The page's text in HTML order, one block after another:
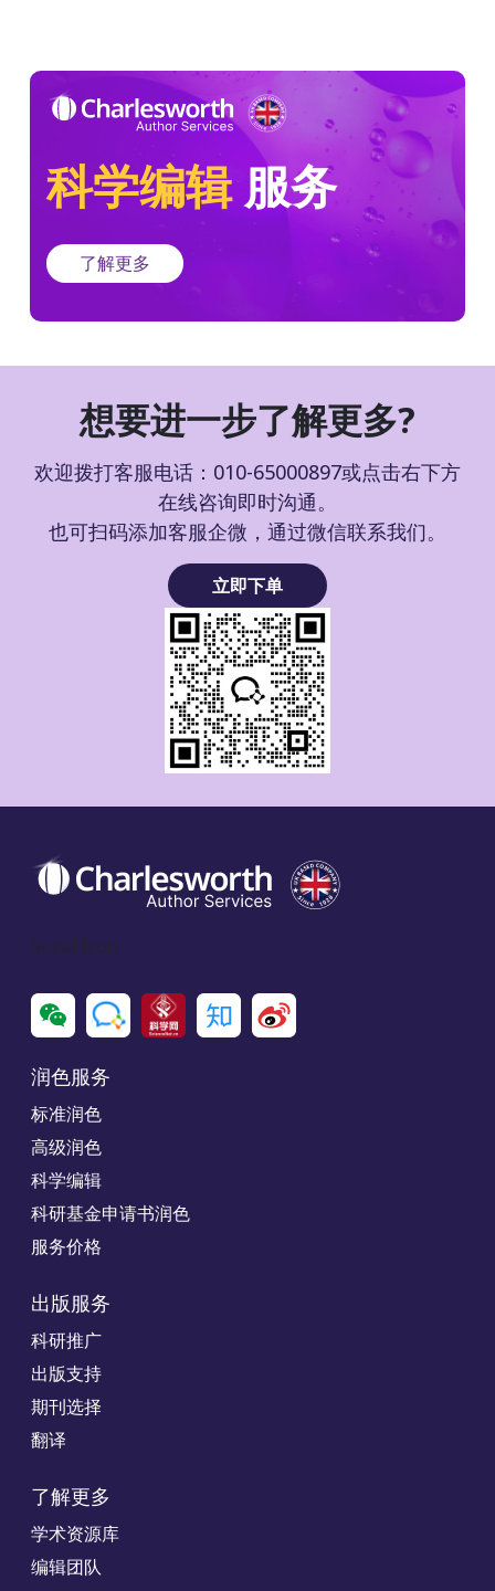
科学编辑服务
了解更多
想要进一步了解更多?
欢迎拨打客服电话：010-65000897或点击右下方
在线咨询即时沟通。
也可扫码添加客服企微，通过微信联系我们。
立即下单
Social Icon
润色服务
标准润色
高级润色
科学编辑
科研基金申请书润色
服务价格
出版服务
科研推广
出版支持
期刊选择
翻译
了解更多
学术资源库
编辑团队